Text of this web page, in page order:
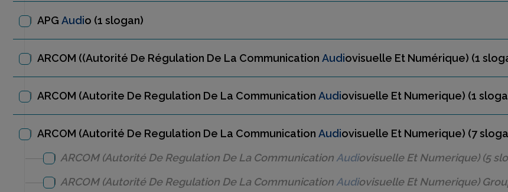
APG Audio (1 slogan)
ARCOM ((Autorité De Régulation De La Communication Audiovisuelle Et Numérique) (1
ARCOM (Autorite De Regulation De La Communication Audiovisuelle Et Numerique) (1
ARCOM (Autorité De Regulation De La Communication Audiovisuelle Et Numerique) (7
ARCOM (Autorité De Regulation De La Communication Audiovisuelle Et Numerique) (5
ARCOM (Autorité De Regulation De La Communication Audiovisuelle Et Numerique)